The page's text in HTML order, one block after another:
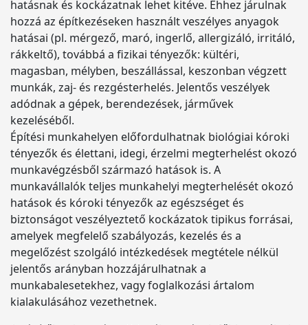
hatásnak és kockázatnak lehet kitéve. Ehhez járulnak
hozzá az építkezéseken használt veszélyes anyagok
hatásai (pl. mérgező, maró, ingerlő, allergizáló, irritáló,
rákkeltő), továbbá a fizikai tényezők: kültéri,
magasban, mélyben, beszállással, keszonban végzett
munkák, zaj- és rezgésterhelés. Jelentős veszélyek
adódnak a gépek, berendezések, járművek
kezeléséből.
Építési munkahelyen előfordulhatnak biológiai kóroki
tényezők és élettani, idegi, érzelmi megterhelést okozó
munkavégzésből származó hatások is. A
munkavállalók teljes munkahelyi megterhelését okozó
hatások és kóroki tényezők az egészséget és
biztonságot veszélyeztető kockázatok tipikus forrásai,
amelyek megfelelő szabályozás, kezelés és a
megelőzést szolgáló intézkedések megtétele nélkül
jelentős arányban hozzájárulhatnak a
munkabalesetekhez, vagy foglalkozási ártalom
kialakulásához vezethetnek.